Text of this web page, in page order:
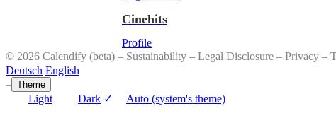
Cinehits
Profile
© 2026 Calendify (beta) – Sustainability – Legal Disclosure – Privacy –
Deutsch English
– Theme
Light Dark ✓ Auto (system's theme)